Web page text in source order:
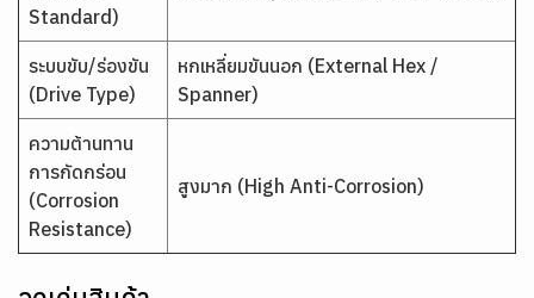
Standard)
ระบบขับ/ร่องขัน
(Drive Type)
หกเหลี่ยมขันนอก (External Hex /
Spanner)
ความต้านทาน
การกัดกร่อน
(Corrosion
Resistance)
สูงมาก (High Anti-Corrosion)